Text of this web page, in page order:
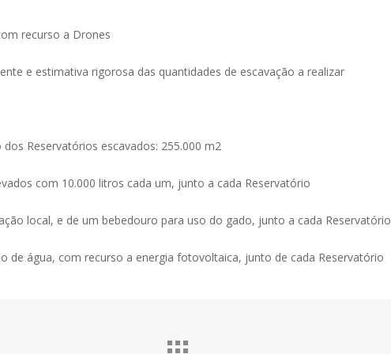
recurso a Drones
e estimativa rigorosa das quantidades de escavação a realizar
Reservatórios escavados: 255.000 m2
com 10.000 litros cada um, junto a cada Reservatório
local, e de um bebedouro para uso do gado, junto a cada Reservatório
de água, com recurso a energia fotovoltaica, junto de cada Reservatório